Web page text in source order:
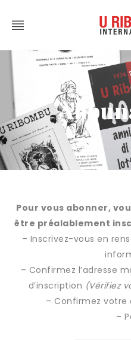
Pour vous abonner,
être préalablement
– Inscrivez-vous en
– Confirmez l’adresse
d’inscription (Vérifiez
– Confirmez votre
–